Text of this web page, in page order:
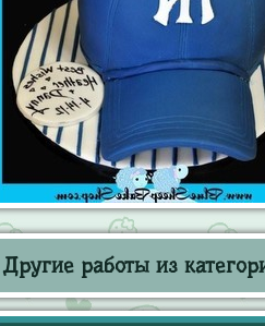
Другие работы из